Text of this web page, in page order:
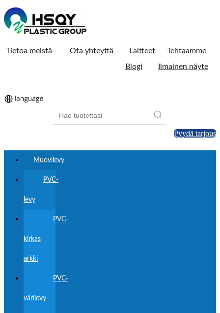
Tietoa meistä Ota yhteyttä Laitteet
Tehtaamme
Blogi
Ilmainen näyte
Pyydä tarjous
Muovilevy
PVC-
levy
PVC-
kirkas
arkki
PVC-
värilevy